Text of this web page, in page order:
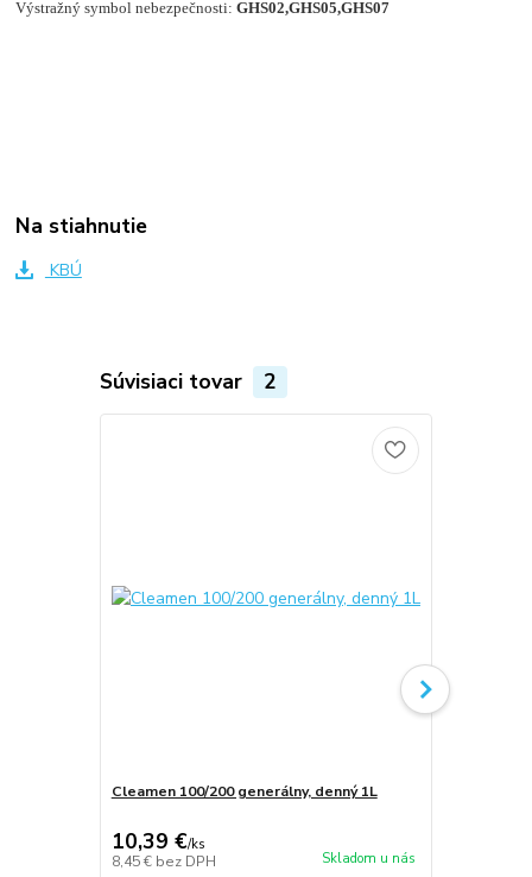
Výstražný symbol nebezpečnosti:GHS02,GHS05,GHS07
Na stiahnutie
KBÚ
Súvisiaci tovar 2
Cleamen 100/200 generálny, denný 1L
10,39 €/ks
8,45 € bez DPH Skladom u nás